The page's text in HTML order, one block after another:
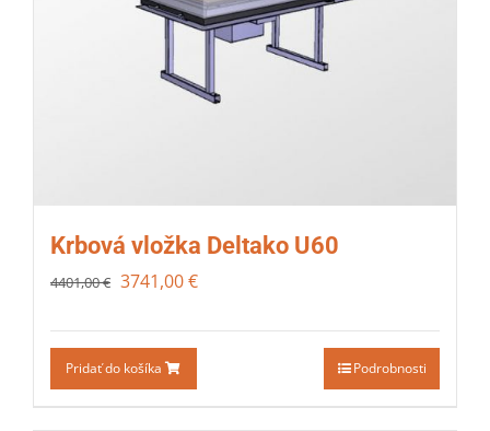
Krbová vložka Deltako U60
4401,00€ 3741,00€
Pridať do košíka Podrobnosti